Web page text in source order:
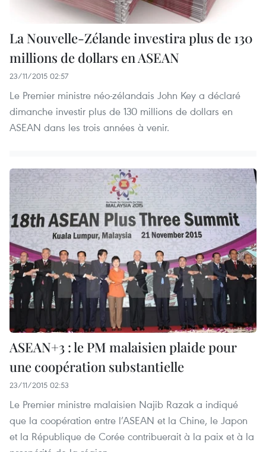
La Nouvelle-Zélande investira plus de 130
millions de dollars en ASEAN
23/11/2015 02:57
Le Premier ministre néo-zélandais John Key a déclaré
dimanche investir plus de 130 millions de dollars en
ASEAN dans les trois années à venir.
ASEAN+3 : le PM malaisien plaide pour
une coopération substantielle
23/11/2015 02:53
Le Premier ministre malaisien Najib Razak a indiqué
que la coopération entre l’ASEAN et la Chine, le Japon
et la République de Corée contribuerait à la paix et à la